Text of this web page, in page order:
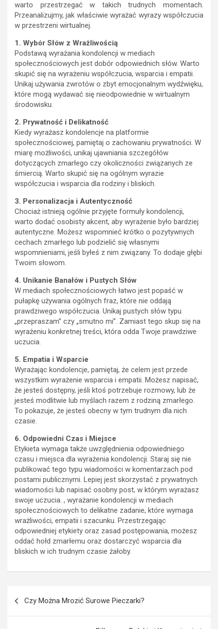
warto przestrzegać w takich trudnych momentach.
Przeanalizujmy, jak właściwie wyrażać wyrazy współczucia
w przestrzeni wirtualnej.
1. Wybór Słów z Wrażliwością
Podstawą wyrażania kondolencji w mediach
społecznościowych jest dobór odpowiednich słów. Warto
skupić się na wyrażeniu współczucia, wsparcia i empatii.
Unikaj używania zwrotów o zbyt emocjonalnym wydźwięku,
które mogą wydawać się nieodpowiednie w wirtualnym
środowisku.
2. Prywatność i Delikatność
Kiedy wyrażasz kondolencje na platformie
społecznościowej, pamiętaj o zachowaniu prywatności. W
miarę możliwości, unikaj ujawniania szczegółów
dotyczących zmarłego czy okoliczności związanych ze
śmiercią. Warto skupić się na ogólnym wyrazie
współczucia i wsparcia dla rodziny i bliskich.
3. Personalizacja i Autentyczność
Chociaż istnieją ogólnie przyjęte formuły kondolencji,
warto dodać osobisty akcent, aby wyrażenie było bardziej
autentyczne. Możesz wspomnieć krótko o pozytywnych
cechach zmarłego lub podzielić się własnymi
wspomnieniami, jeśli byłeś z nim związany. To dodaje głębi
Twoim słowom.
4. Unikanie Banałów i Pustych Słów
W mediach społecznościowych łatwo jest popaść w
pułapkę używania ogólnych fraz, które nie oddają
prawdziwego współczucia. Unikaj pustych słów typu
„przepraszam” czy „smutno mi”. Zamiast tego skup się na
wyrażeniu konkretnej treści, która odda Twoje prawdziwe
uczucia.
5. Empatia i Wsparcie
Wyrażając kondolencje, pamiętaj, że celem jest przede
wszystkim wyrażenie wsparcia i empatii. Możesz napisać,
że jesteś dostępny, jeśli ktoś potrzebuje rozmowy, lub że
jesteś modlitwie lub myślach razem z rodziną zmarłego.
To pokazuje, że jesteś obecny w tym trudnym dla nich
czasie.
6. Odpowiedni Czas i Miejsce
Etykieta wymaga także uwzględnienia odpowiedniego
czasu i miejsca dla wyrażenia kondolencji. Staraj się nie
publikować tego typu wiadomości w komentarzach pod
postami publicznymi. Lepiej jest skorzystać z prywatnych
wiadomości lub napisać osobny post, w którym wyrażasz
swoje uczucia. , wyrażanie kondolencji w mediach
społecznościowych to delikatne zadanie, które wymaga
wrażliwości, empatii i szacunku. Przestrzegając
odpowiedniej etykiety oraz zasad postępowania, możesz
oddać hołd zmarłemu oraz dostarczyć wsparcia dla
bliskich w ich trudnym czasie żałoby.
wpisu
Czy Można Mrozić Surowe Pieczarki?